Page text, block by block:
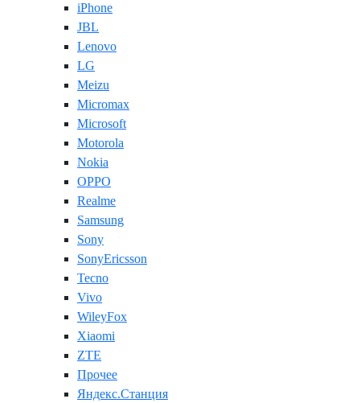
iPhone
JBL
Lenovo
LG
Meizu
Micromax
Microsoft
Motorola
Nokia
OPPO
Realme
Samsung
Sony
SonyEricsson
Tecno
Vivo
WileyFox
Xiaomi
ZTE
Прочее
Яндекс.Станция